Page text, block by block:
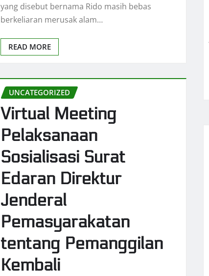
yang disebut bernama Rido masih bebas
berkeliaran merusak alam…
READ MORE
UNCATEGORIZED
Virtual Meeting
Pelaksanaan
Sosialisasi Surat
Edaran Direktur
Jenderal
Pemasyarakatan
tentang Pemanggilan
Kembali